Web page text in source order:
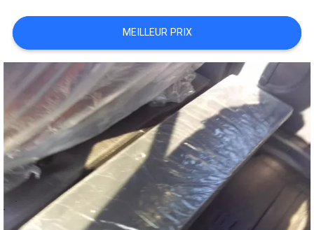
QUALITÉ
CONTACTEZ-
NOUS
NOUVELLES
DEMANDEZ
UNE
MEILLEUR PRIX